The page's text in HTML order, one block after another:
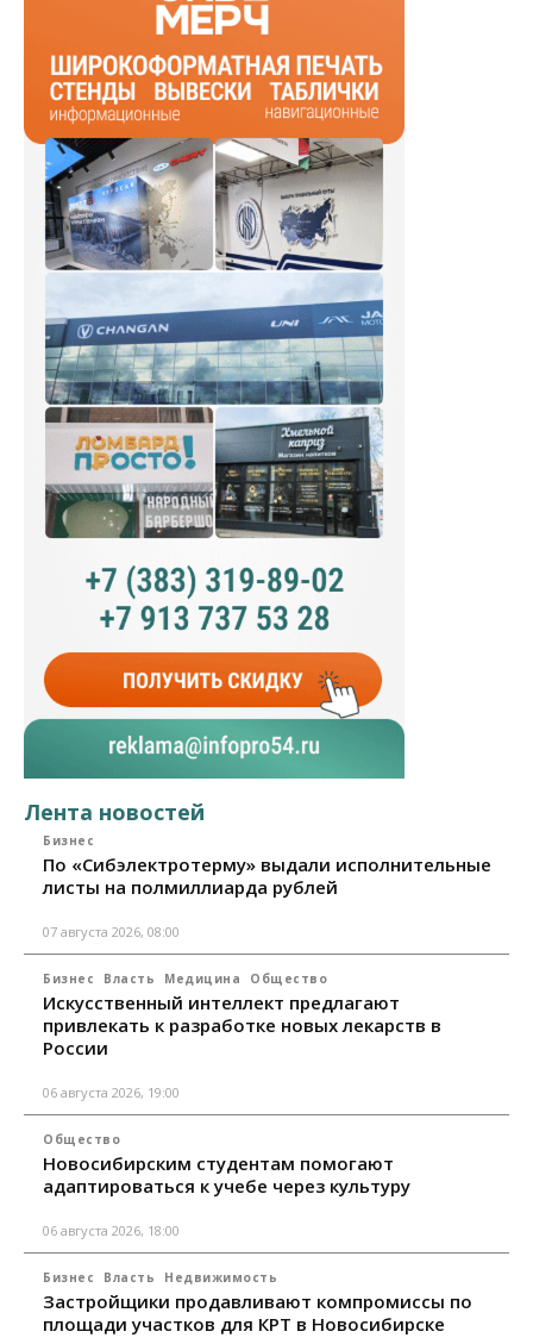
Лента новостей
Бизнес
По «Сибэлектротерму» выдали исполнительные
листы на полмиллиарда рублей
07 августа 2026, 08:00
Бизнес Власть Медицина Общество
Искусственный интеллект предлагают
привлекать к разработке новых лекарств в
России
06 августа 2026, 19:00
Общество
Новосибирским студентам помогают
адаптироваться к учебе через культуру
06 августа 2026, 18:00
Бизнес Власть Недвижимость
Застройщики продавливают компромиссы по
площади участков для КРТ в Новосибирске